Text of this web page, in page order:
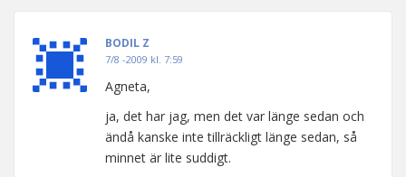
BODIL Z
7/8 -2009 kl. 7:59
Agneta,
ja, det har jag, men det var länge sedan och
ändå kanske inte tillräckligt länge sedan, så
minnet är lite suddigt.